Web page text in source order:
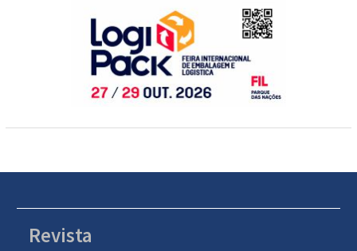
Revista